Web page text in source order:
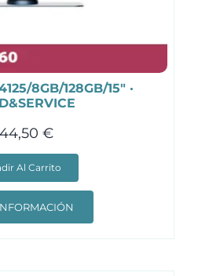
8GB/128GB/15″ ·
€
Al Carrito